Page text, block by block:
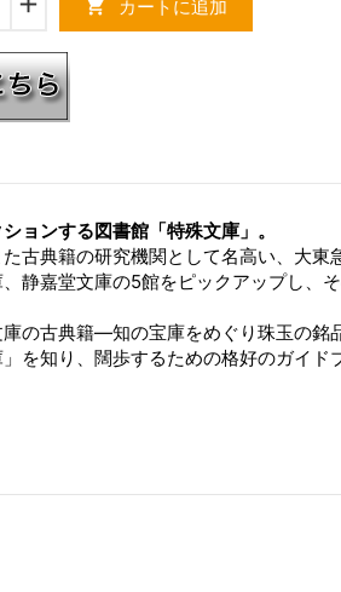
shopping_cart カートに追加
ョンする図書館「特殊文庫」。
古典籍の研究機関として名高い、大東
静嘉堂文庫の5館をピックアップし、
の古典籍―知の宝庫をめぐり珠玉の銘
を知り、闊歩するための格好のガイド